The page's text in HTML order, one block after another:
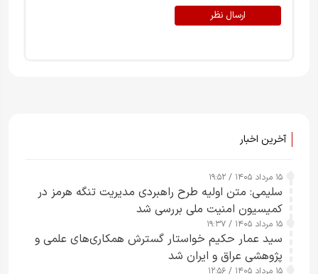
ارسال نظر
آخرین اخبار
۱۵ مرداد ۱۴۰۵ / ۱۹:۵۲
سلیمی: متن اولیه طرح راهبردی مدیریت تنگه هرمز در
کمیسیون امنیت ملی بررسی شد
۱۵ مرداد ۱۴۰۵ / ۱۹:۳۷
سید عمار حکیم خواستار گسترش همکاری‌های علمی و
پژوهشی عراق و ایران شد
۱۵ مرداد ۱۴۰۵ / ۱۲:۵۶